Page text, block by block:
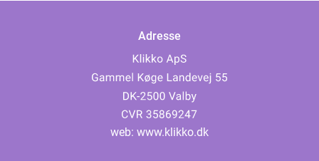
Adresse
web: www.klikko.dk